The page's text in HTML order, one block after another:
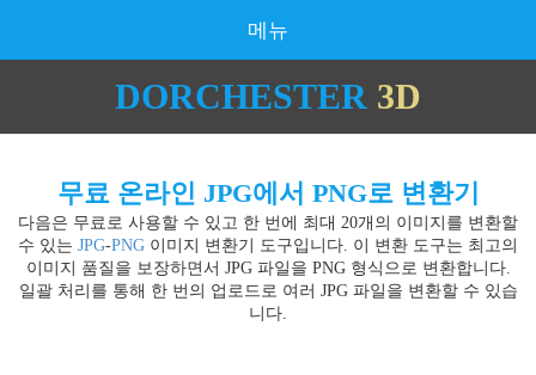
메뉴
DORCHESTER 3D
무료 온라인 JPG에서 PNG로 변환기
다음은 무료로 사용할 수 있고 한 번에 최대 20개의 이미지를 변환할
수 있는 JPG-PNG 이미지 변환기 도구입니다. 이 변환 도구는 최고의
이미지 품질을 보장하면서 JPG 파일을 PNG 형식으로 변환합니다.
일괄 처리를 통해 한 번의 업로드로 여러 JPG 파일을 변환할 수 있습
니다.